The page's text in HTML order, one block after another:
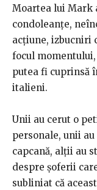
Moartea lui Mark
condoleanțe,
acțiune, izbucniri
focul
putea fi cuprinsă
italieni.
Unii au cerut o
personale, unii
capcană, alții au
despre șoferii
subliniat că